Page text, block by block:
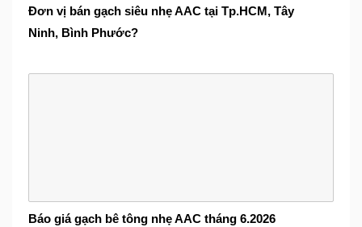
Đơn vị bán gạch siêu nhẹ AAC tại Tp.HCM, Tây
Ninh, Bình Phước?
Báo giá gạch bê tông nhẹ AAC tháng 6.2026